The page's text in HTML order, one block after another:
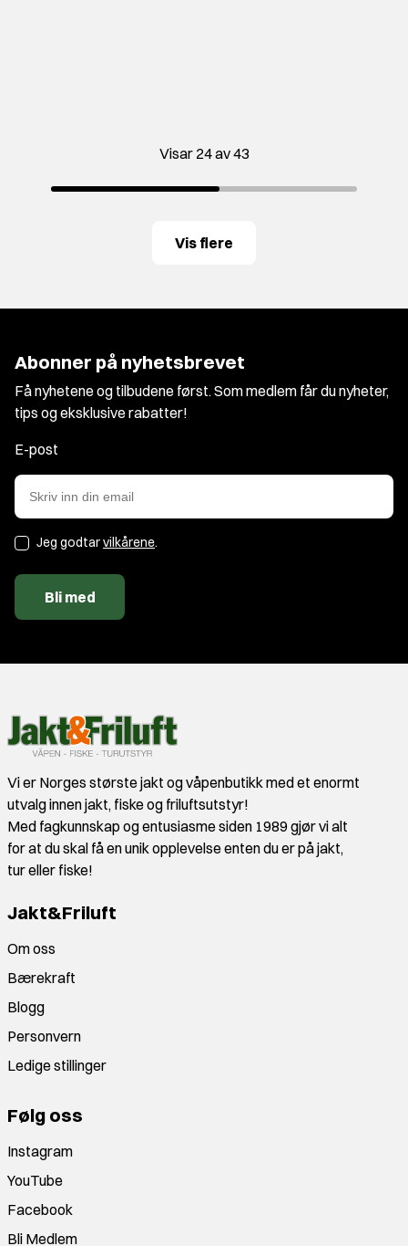
Visar 24 av 43
Vis flere
Abonner på nyhetsbrevet
Få nyhetene og tilbudene først. Som medlem får du nyheter,
tips og eksklusive rabatter!
E-post
Jeg godtarvilkårene.
Bli med
Vi er Norges største jakt og våpenbutikk med et enormt
utvalg innen jakt, fiske og friluftsutstyr!
Med fagkunnskap og entusiasme siden 1989 gjør vi alt
for at du skal få en unik opplevelse enten du er på jakt,
tur eller fiske!
Jakt&Friluft
Om oss
Bærekraft
Blogg
Personvern
Ledige stillinger
Følg oss
Instagram
YouTube
Facebook
Bli Medlem